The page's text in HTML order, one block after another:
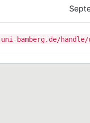
bamberg.de/handle/